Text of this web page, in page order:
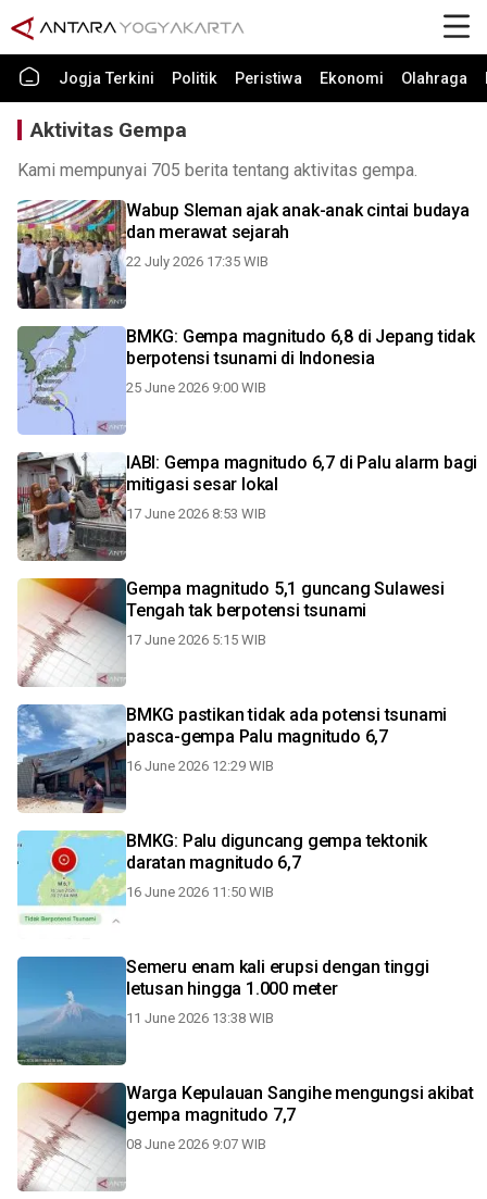
Jogja Terkini Politik Peristiwa Ekonomi Olahraga
Aktivitas Gempa
Kami mempunyai 705 berita tentang aktivitas gempa.
Wabup Sleman ajak anak-anak cintai budaya
dan merawat sejarah
22 July 2026 17:35 WIB
BMKG: Gempa magnitudo 6,8 di Jepang tidak
berpotensi tsunami di Indonesia
25 June 2026 9:00 WIB
IABI: Gempa magnitudo 6,7 di Palu alarm bagi
mitigasi sesar lokal
17 June 2026 8:53 WIB
Gempa magnitudo 5,1 guncang Sulawesi
Tengah tak berpotensi tsunami
17 June 2026 5:15 WIB
BMKG pastikan tidak ada potensi tsunami
pasca-gempa Palu magnitudo 6,7
16 June 2026 12:29 WIB
BMKG: Palu diguncang gempa tektonik
daratan magnitudo 6,7
16 June 2026 11:50 WIB
Semeru enam kali erupsi dengan tinggi
letusan hingga 1.000 meter
11 June 2026 13:38 WIB
Warga Kepulauan Sangihe mengungsi akibat
gempa magnitudo 7,7
08 June 2026 9:07 WIB